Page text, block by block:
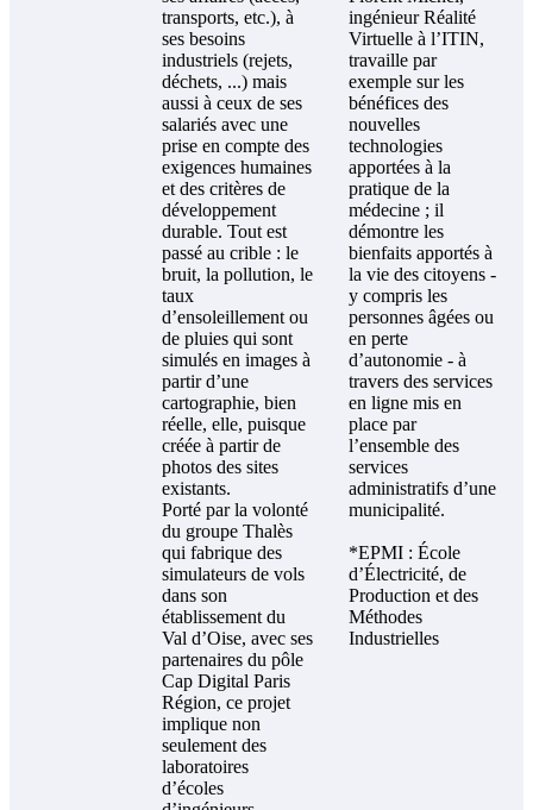
transports, etc.), à
ses besoins
industriels (rejets,
déchets, ...) mais
aussi à ceux de ses
salariés avec une
prise en compte des
exigences humaines
et des critères de
développement
durable. Tout est
passé au crible : le
bruit, la pollution, le
taux
d’ensoleillement ou
de pluies qui sont
simulés en images à
partir d’une
cartographie, bien
réelle, elle, puisque
créée à partir de
photos des sites
existants.
Porté par la volonté
du groupe Thalès
qui fabrique des
simulateurs de vols
dans son
établissement du
Val d’Oise, avec ses
partenaires du pôle
Cap Digital Paris
Région, ce projet
implique non
seulement des
laboratoires
d’écoles
ingénieur Réalité
Virtuelle à l’ITIN,
travaille par
exemple sur les
bénéfices des
nouvelles
technologies
apportées à la
pratique de la
médecine ; il
démontre les
bienfaits apportés à
la vie des citoyens -
y compris les
personnes âgées ou
en perte
d’autonomie - à
travers des services
en ligne mis en
place par
l’ensemble des
services
administratifs d’une
municipalité.
*EPMI : École
d’Électricité, de
Production et des
Méthodes
Industrielles